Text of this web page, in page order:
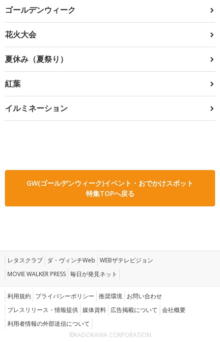
ゴールデンウィーク
花火大会
夏休み（夏祭り）
紅葉
イルミネーション
GW(ゴールデンウィーク)イベント・おでかけスポット
特集TOPへ戻る
レタスクラブ ダ・ヴィンチWeb WEBザテレビジョン
MOVIE WALKER PRESS 毎日が発見ネット
利用規約 プライバシーポリシー 推奨環境 お問い合わせ
プレスリリース・情報提供 媒体資料 広告掲載について 会社概要
利用者情報の外部送信について
©KADOKAWA CORPORATION